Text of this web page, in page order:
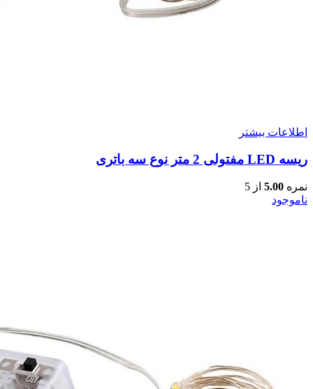
اطلاعات بیشتر
ریسه LED مفتولی 2 متر نوع سه باتری
نمره 5.00 از 5
ناموجود